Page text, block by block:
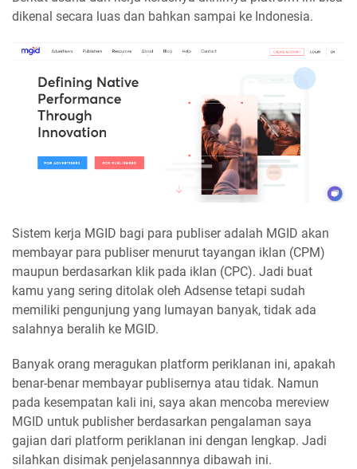
dikenal secara luas dan bahkan sampai ke Indonesia.
Sistem kerja MGID bagi para publiser adalah MGID akan
membayar para publiser menurut tayangan iklan (CPM)
maupun berdasarkan klik pada iklan (CPC). Jadi buat
kamu yang sering ditolak oleh Adsense tetapi sudah
memiliki pengunjung yang lumayan banyak, tidak ada
salahnya beralih ke MGID.
Banyak orang meragukan platform periklanan ini, apakah
benar-benar membayar publisernya atau tidak. Namun
pada kesempatan kali ini, saya akan mencoba mereview
MGID untuk publisher berdasarkan pengalaman saya
gajian dari platform periklanan ini dengan lengkap. Jadi
silahkan disimak penjelasannnya dibawah ini.